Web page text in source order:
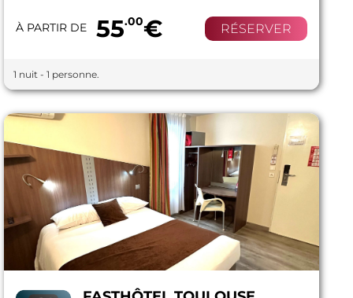
À PARTIR DE 55.00€ RÉSERVER
1 nuit - 1 personne.